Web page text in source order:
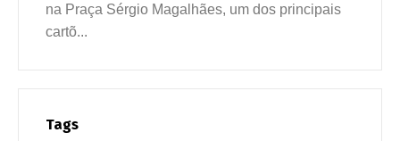
na Praça Sérgio Magalhães, um dos principais
cartõ...
Tags